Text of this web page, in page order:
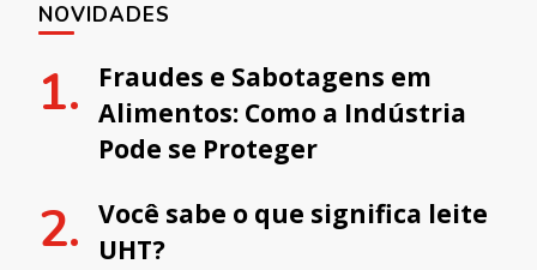
NOVIDADES
Fraudes e Sabotagens em
Alimentos: Como a Indústria
Pode se Proteger
Você sabe o que significa leite
UHT?